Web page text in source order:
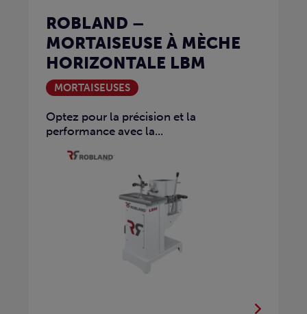
ROBLAND –
MORTAISEUSE À MÈCHE
HORIZONTALE LBM
MORTAISEUSES
Optez pour la précision et la
performance avec la...